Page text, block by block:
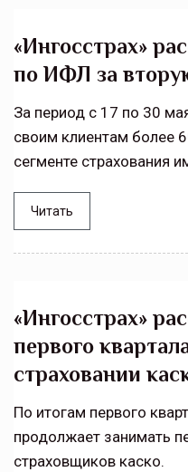
«Ингосстрах»
по ИФЛ за
За период с 17 по 30
своим клиентам более
сегменте страхования
Читать
«Ингосстрах»
первого
страховании
По итогам первого
продолжает занимать
страховщиков каско.